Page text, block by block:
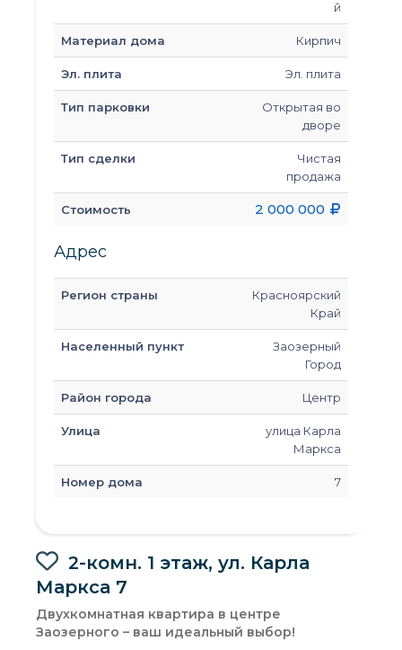
й
Материал дома Кирпич
Эл. плита Эл. плита
Тип парковки
Открытая во
дворе
Тип сделки
Чистая
продажа
Стоимость 2 000 000
Адрес
Регион страны
Красноярский
Край
Населенный пункт
Заозерный
Город
Район города Центр
Улица
улица Карла
Маркса
Номер дома 7
2-комн. 1 этаж, ул. Карла
Маркса 7
Двухкомнатная квартира в центре
Заозерного – ваш идеальный выбор!